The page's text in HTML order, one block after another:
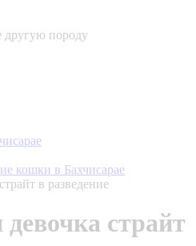
другую породу
кошки в Бахчисарае
в разведение
страйт